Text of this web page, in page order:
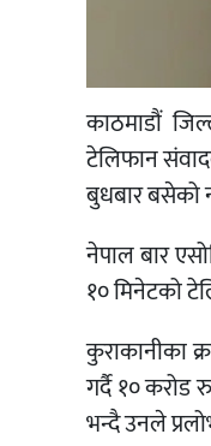
काठमाडौं
टेलिफान
बुधबार बसेको
नेपाल बार
१० मिनेटको
कुराकानीका
गर्दै १० करोड
भन्दै उनले